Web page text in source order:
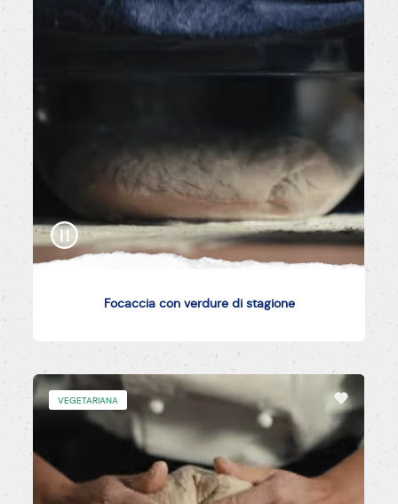
Focaccia con verdure di stagione
VEGETARIANA